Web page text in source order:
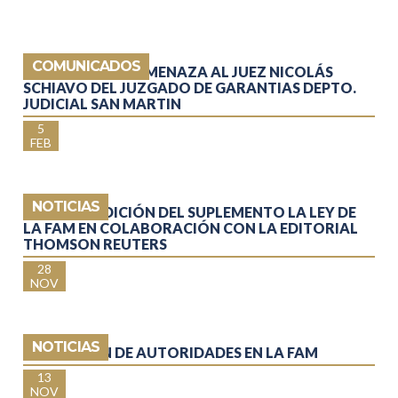
COMUNICADOS
COMUNICADO: AMENAZA AL JUEZ NICOLÁS
SCHIAVO DEL JUZGADO DE GARANTIAS DEPTO.
JUDICIAL SAN MARTIN
5
FEB
NOTICIAS
SEGUNDA EDICIÓN DEL SUPLEMENTO LA LEY DE
LA FAM EN COLABORACIÓN CON LA EDITORIAL
THOMSON REUTERS
28
NOV
NOTICIAS
REELECCIÓN DE AUTORIDADES EN LA FAM
13
NOV